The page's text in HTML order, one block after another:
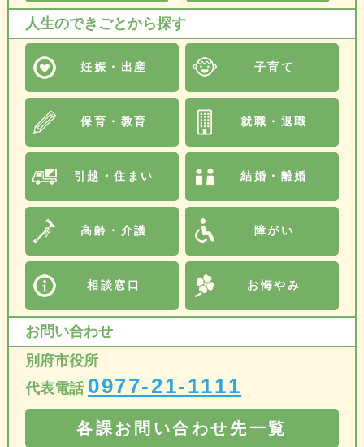
人生のできごとから探す
妊娠・出産 子育て
保育・教育 就職・退職
引越・住まい 結婚・離婚
高齢・介護 障がい
相談窓口 お悔やみ
お問い合わせ
別府市役所
代表電話 0977-21-1111
各課お問い合わせ先一覧